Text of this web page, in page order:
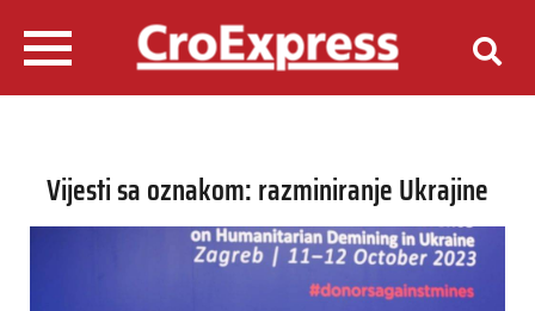
Vijesti sa oznakom: razminiranje Ukrajine